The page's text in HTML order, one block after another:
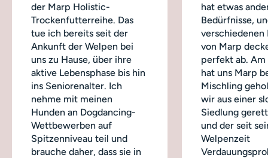
der Marp Holistic-
Trockenfutterreihe. Das
tue ich bereits seit der
Ankunft der Welpen bei
uns zu Hause, über ihre
aktive Lebensphase bis hin
ins Seniorenalter. Ich
nehme mit meinen
Hunden an Dogdancing-
Wettbewerben auf
Spitzenniveau teil und
brauche daher, dass sie in
hat etwas
Bedürfnisse,
verschiedenen
von Marp
perfekt ab.
hat uns Marp
Mischling
wir aus einer
Siedlung
und der seit
Welpenzeit